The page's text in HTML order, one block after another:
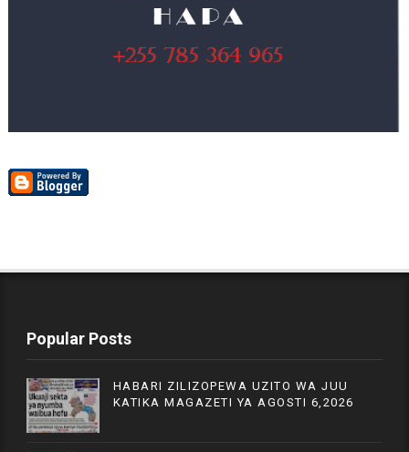
Popular Posts
HABARI ZILIZOPEWA UZITO WA JUU
KATIKA MAGAZETI YA AGOSTI 6,2026